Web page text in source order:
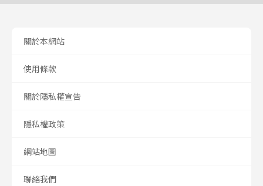
關於本網站
使用條款
關於隱私權宣告
隱私權政策
網站地圖
聯絡我們